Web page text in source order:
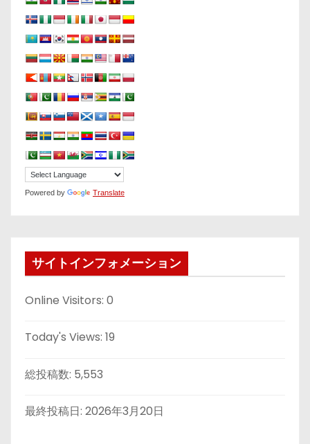
Powered by Translate
サイトインフォメーション
Online Visitors: 0
Today's Views: 19
総投稿数: 5,553
最終投稿日: 2026年3月20日